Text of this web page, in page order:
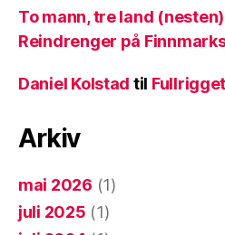
To mann, tre land
Reindrenger på
Daniel Kolstad til
Arkiv
mai 2026 (1)
juli 2025 (1)